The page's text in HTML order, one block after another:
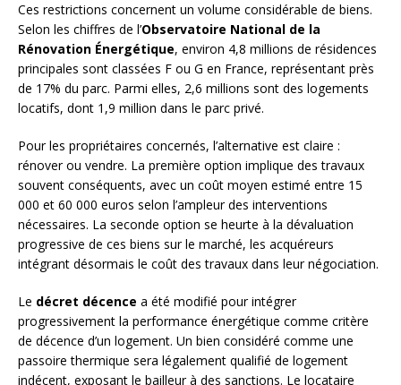
Ces restrictions concernent un volume considérable de biens.
Selon les chiffres de l’Observatoire National de la
Rénovation Énergétique, environ 4,8 millions de résidences
principales sont classées F ou G en France, représentant près
de 17% du parc. Parmi elles, 2,6 millions sont des logements
locatifs, dont 1,9 million dans le parc privé.
Pour les propriétaires concernés, l’alternative est claire :
rénover ou vendre. La première option implique des travaux
souvent conséquents, avec un coût moyen estimé entre 15
000 et 60 000 euros selon l’ampleur des interventions
nécessaires. La seconde option se heurte à la dévaluation
progressive de ces biens sur le marché, les acquéreurs
intégrant désormais le coût des travaux dans leur négociation.
Le décret décence a été modifié pour intégrer
progressivement la performance énergétique comme critère
de décence d’un logement. Un bien considéré comme une
passoire thermique sera légalement qualifié de logement
indécent, exposant le bailleur à des sanctions. Le locataire